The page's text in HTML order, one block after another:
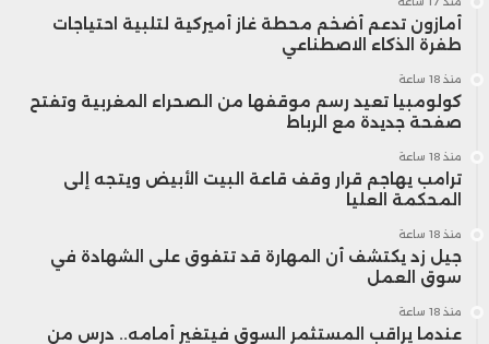
أمازون تدعم أضخم محطة غاز أميركية لتلبية احتياجات
طفرة الذكاء الاصطناعي
منذ 18 ساعة
كولومبيا تعيد رسم موقفها من الصحراء المغربية وتفتح
صفحة جديدة مع الرباط
منذ 18 ساعة
ترامب يهاجم قرار وقف قاعة البيت الأبيض ويتجه إلى
المحكمة العليا
منذ 18 ساعة
جيل زد يكتشف أن المهارة قد تتفوق على الشهادة في
سوق العمل
منذ 18 ساعة
عندما يراقب المستثمر السوق فيتغير أمامه.. درس من